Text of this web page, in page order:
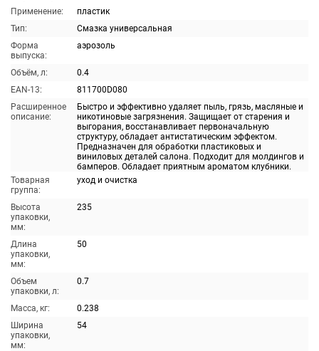
Применение:
пластик
Тип:
Смазка универсальная
Форма
выпуска:
аэрозоль
Объём, л:
0.4
EAN-13:
811700D080
Расширенное
описание:
Быстро и эффективно удаляет пыль, грязь, масляные и
никотиновые загрязнения. Защищает от старения и
выгорания, восстанавливает первоначальную
структуру, обладает антистатическим эффектом.
Предназначен для обработки пластиковых и
виниловых деталей салона. Подходит для молдингов и
бамперов. Обладает приятным ароматом клубники.
Товарная
группа:
уход и очистка
Высота
упаковки,
мм:
235
Длина
упаковки,
мм:
50
Объем
упаковки, л:
0.7
Масса, кг:
0.238
Ширина
упаковки,
мм:
54